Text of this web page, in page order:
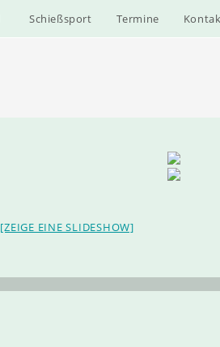
Schießsport Termine
[ZEIGE EINE SLIDESHOW]